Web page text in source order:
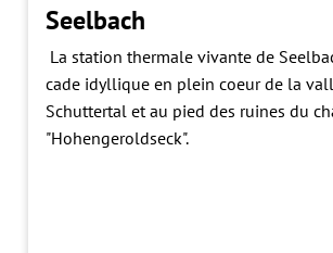
Seelbach
La station thermale vivante de
cade idyllique en plein coeur de la
Schuttertal et au pied des ruines du
"Hohengeroldseck".